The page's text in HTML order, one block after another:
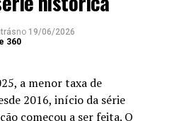
o público em situação de
pior, mais de 70% não
no 19/06/2026
360
a menor taxa de
2016, início da série
começou a ser feita. O